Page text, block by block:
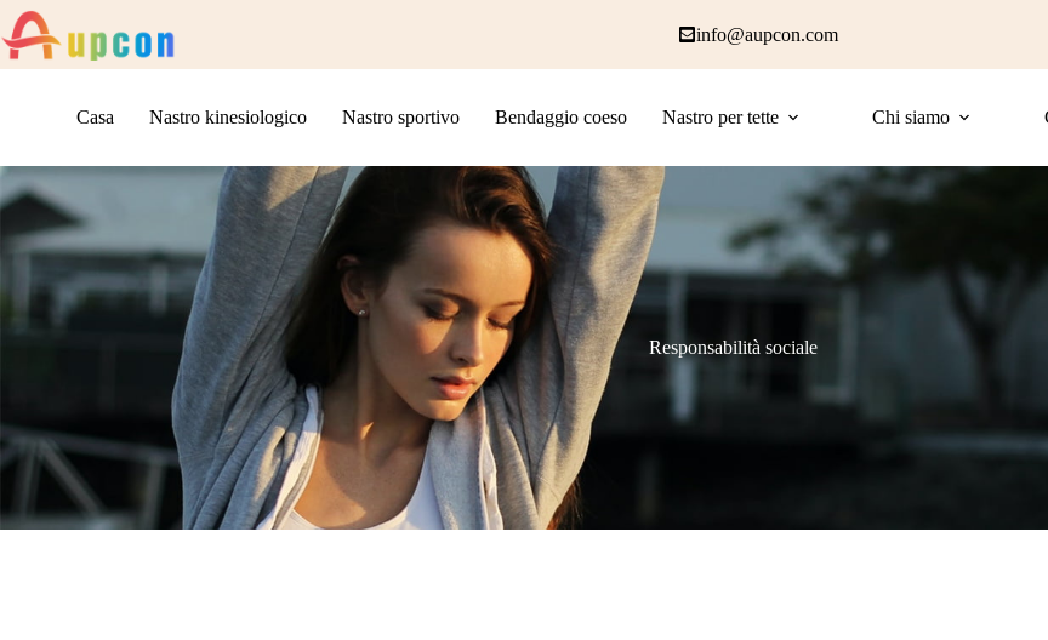
info@aupcon.com
Casa Nastro kinesiologico Nastro sportivo Bendaggio coeso Nastro per tette Chi siamo
Responsabilità sociale